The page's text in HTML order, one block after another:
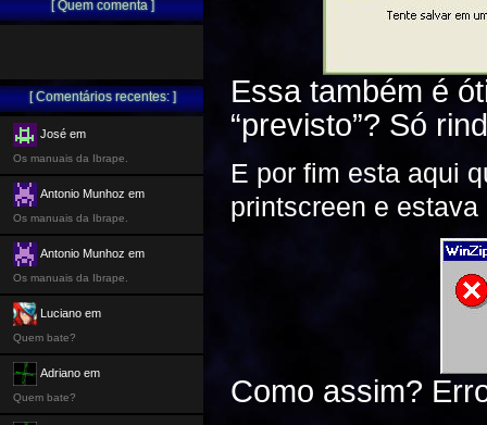
Essa também é
“previsto”? Só
E por fim esta aqui
printscreen e
Como assim?
[ Quem comenta ]
[ Comentários recentes: ]
José em
Os manuais da Ibrape.
Antonio Munhoz em
Os manuais da Ibrape.
Antonio Munhoz em
Os manuais da Ibrape.
Luciano em
Quem bate?
Adriano em
Quem bate?